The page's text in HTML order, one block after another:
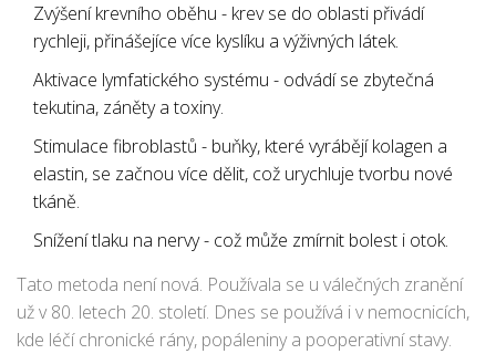
Zvýšení krevního oběhu - krev se do oblasti přivádí
rychleji, přinášejíce více kyslíku a výživných látek.
Aktivace lymfatického systému - odvádí se zbytečná
tekutina, záněty a toxiny.
Stimulace fibroblastů - buňky, které vyrábějí kolagen a
elastin, se začnou více dělit, což urychluje tvorbu nové
tkáně.
Snížení tlaku na nervy - což může zmírnit bolest i otok.
Tato metoda není nová. Používala se u válečných zranění
už v 80. letech 20. století. Dnes se používá i v nemocnicích,
kde léčí chronické rány, popáleniny a pooperativní stavy.